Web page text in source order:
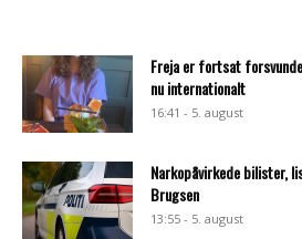
Freja er fortsat
nu internationalt
16:41 - 5. august
Narkopåvirkede bilister,
Brugsen
13:55 - 5. august